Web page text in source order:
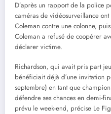
D’après un rapport de la police
caméras de vidéosurveillance
Coleman contre une colonne,
Coleman a refusé de coopérer
déclarer victime.
Richardson, qui avait pris part
bénéficiait déjà d’une invitation
septembre) en tant que
défendre ses chances en demi-
prévu le week-end, précise Le